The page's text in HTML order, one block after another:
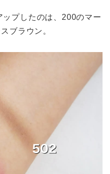
プしたのは、200のマー
ブラウン。